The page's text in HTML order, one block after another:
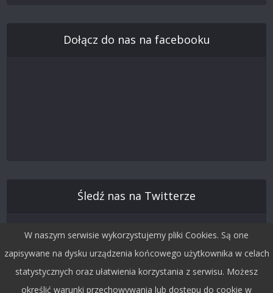
Dołącz do nas na facebooku
Śledź nas na Twitterze
W naszym serwisie wykorzystujemy pliki Cookies. Są one
zapisywane na dysku urządzenia końcowego użytkownika w celach
statystycznych oraz ułatwienia korzystania z serwisu. Możesz
określić warunki przechowywania lub dostępu do cookie w